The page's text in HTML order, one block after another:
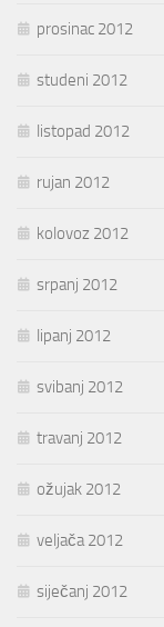
prosinac 2012
studeni 2012
listopad 2012
rujan 2012
kolovoz 2012
srpanj 2012
lipanj 2012
svibanj 2012
travanj 2012
ožujak 2012
veljača 2012
siječanj 2012